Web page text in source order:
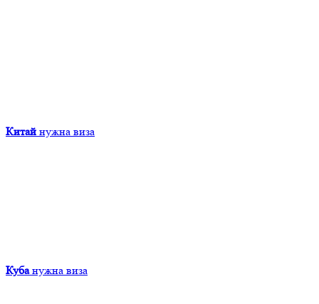
Китай нужна виза
Куба нужна виза